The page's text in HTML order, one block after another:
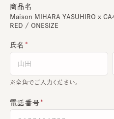
商品名
Maison MIHARA YASUHIRO x
RED / ONESIZE
氏名
全角でご入力ください。
電話番号